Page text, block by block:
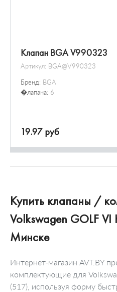
Клапан BGA V990323
Артикул: BGA@V990323
Бренд: BGA
�лапана: 6
19.97 руб
Купить клапаны /
Volkswagen GOLF
Минске
Интернет-магазин AVT.BY
комплектующие для
(517), используя форму